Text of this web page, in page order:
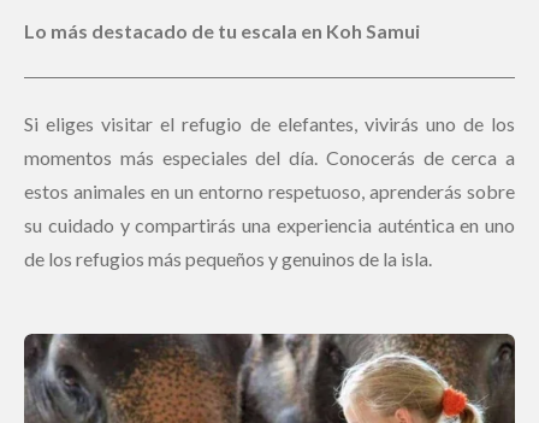
Lo más destacado de tu escala en Koh Samui
Si eliges visitar el refugio de elefantes, vivirás uno de los
momentos más especiales del día. Conocerás de cerca a
estos animales en un entorno respetuoso, aprenderás sobre
su cuidado y compartirás una experiencia auténtica en uno
de los refugios más pequeños y genuinos de la isla.